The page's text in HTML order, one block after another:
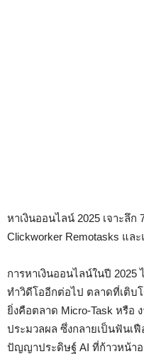
หาเงินออนไลน์ 2025 เจาะลึก
Clickworker Remotasks แล
การหาเงินออนไลน์ในปี
ทำวิดีโออีกต่อไป ตลาดที่เติบโ
ยิ่งคือตลาด Micro-Task หรือ
ประมวลผล ซึ่งกลายเป็นฟันเ
ปัญญาประดิษฐ์ AI ที่ก้าวหน้าอ